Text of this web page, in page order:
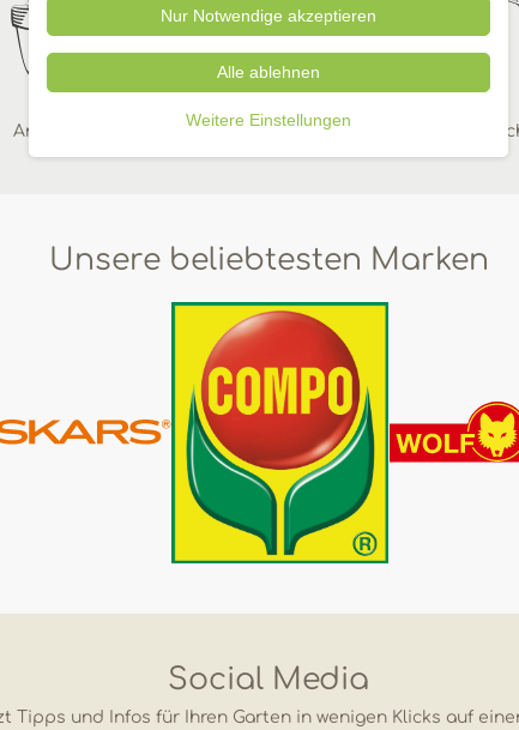
Anzucht Zimmerpflanzen
Unsere beliebtesten Marken
Social Media
Tipps und Infos für Ihren Garten in wenigen Klicks auf
Nur Notwendige akzeptieren
Alle ablehnen
Weitere Einstellungen